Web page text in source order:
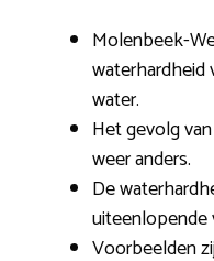
Molenbeek-
waterhardheid
water.
Het gevolg
weer anders.
De
uiteenlopende
Voorbeelden